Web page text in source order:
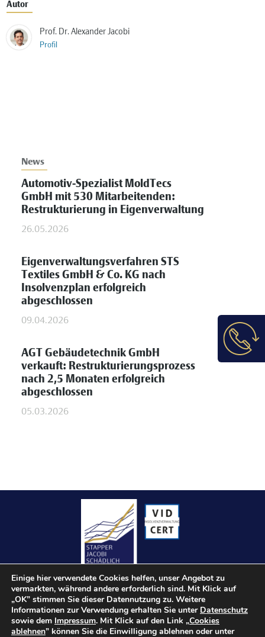
Autor
Prof. Dr. Alexander Jacobi
Profil
News
Automotiv-Spezialist MoldTecs
GmbH mit 530 Mitarbeitenden:
Restrukturierung in Eigenverwaltung
26.05.2026
Eigenverwaltungsverfahren STS
Textiles GmbH & Co. KG nach
Insolvenzplan erfolgreich
abgeschlossen
09.04.2026
AGT Gebäudetechnik GmbH
verkauft: Restrukturierungsprozess
nach 2,5 Monaten erfolgreich
abgeschlossen
05.03.2026
Kontakt
Einige hier verwendete Cookies helfen, unser Angebot zu
vermarkten, während andere erforderlich sind. Mit Klick auf
„OK” stimmen Sie dieser Datennutzung zu. Weitere
Informationen zur Verwendung erhalten Sie unter Datenschutz
sowie dem Impressum. Mit Klick auf den Link „Cookies
ablehnen” können Sie die Einwilligung ablehnen oder unter